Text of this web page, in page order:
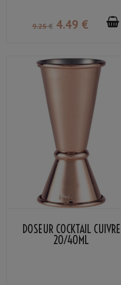
9.25 € 4.49 €
DOSEUR COCKTAIL CUIVRE
20/40ML